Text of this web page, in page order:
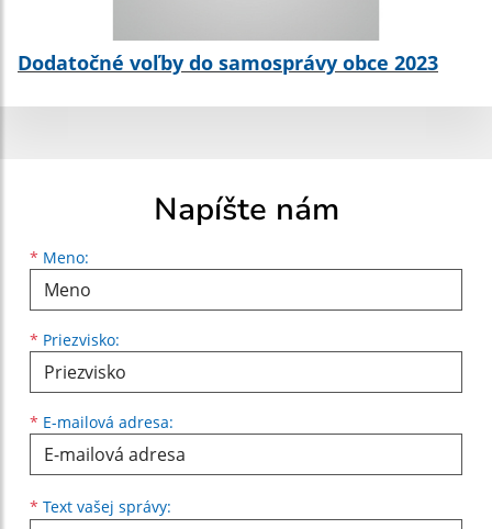
Dodatočné voľby do samosprávy obce 2023
Napíšte nám
* Meno:
Meno
* Priezvisko:
Priezvisko
* E-mailová adresa:
E-mailová adresa
* Text vašej správy: